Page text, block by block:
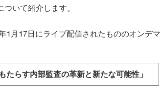
いて紹介します。
1月17日にライブ配信されたもののオンデ
たらす内部監査の革新と新たな可能性」